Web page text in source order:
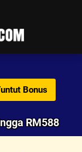
RM588
Bonus